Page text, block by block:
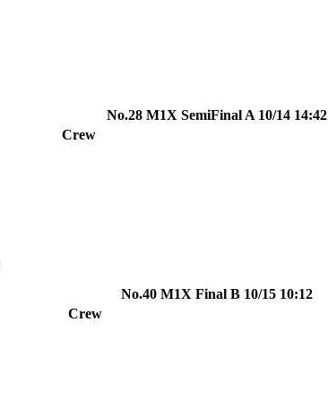
No.28 M1X SemiFinal A 10/14 14:42
Crew
No.40 M1X Final B 10/15 10:12
Crew